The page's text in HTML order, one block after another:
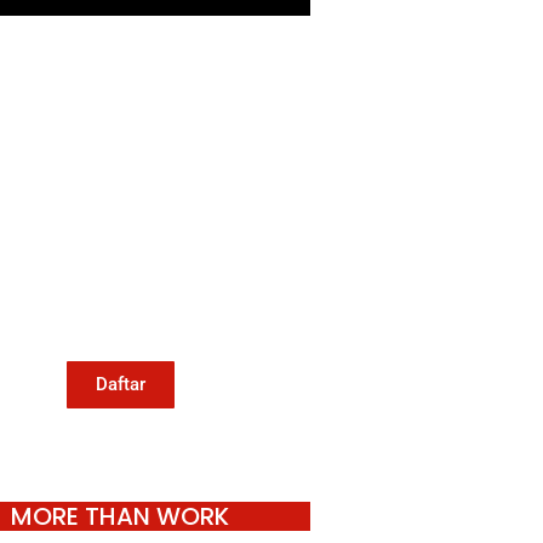
Daftar
MORE THAN WORK